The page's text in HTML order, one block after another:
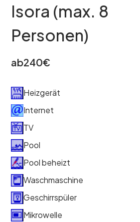
Isora (max. 8
Personen)
ab240€
Heizgerät
Internet
TV
Pool
Pool beheizt
Waschmaschine
Geschirrspüler
Mikrowelle